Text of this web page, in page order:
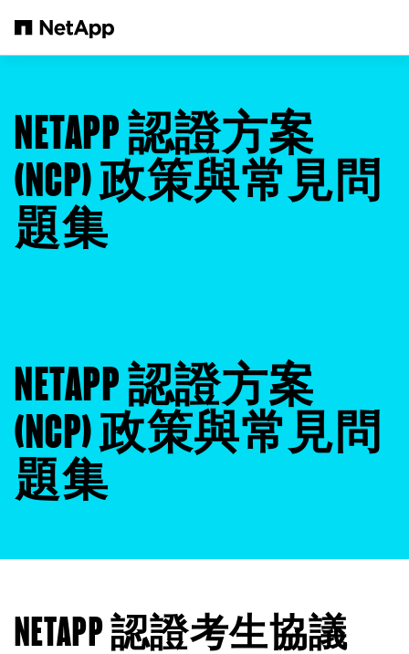
NETAPP 認證方案
(NCP) 政策與常見問
題集
NETAPP 認證方案
(NCP) 政策與常見問
題集
NETAPP 認證考生協議